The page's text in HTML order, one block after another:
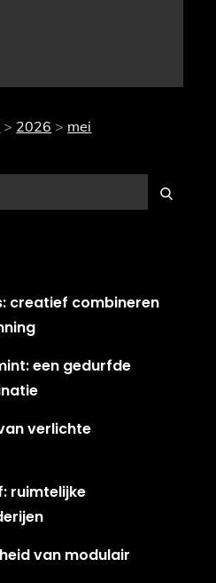
> 2026 > mei
Search
creatief combineren
een gedurfde
verlichte
ruimtelijke
van modulair